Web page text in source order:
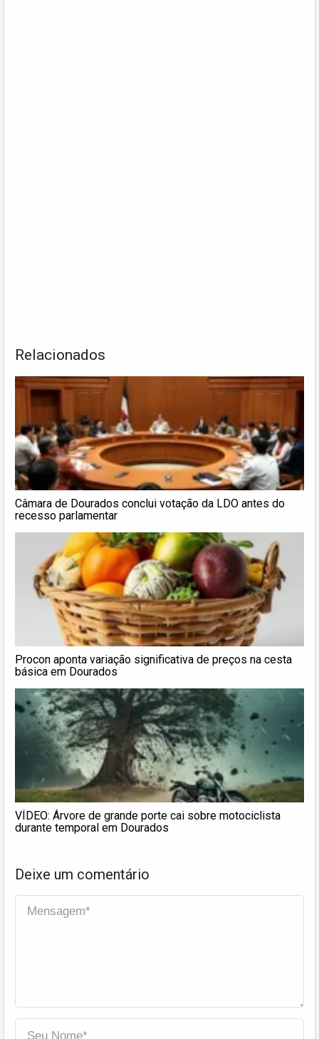
Relacionados
Câmara de Dourados conclui votação da LDO antes do
recesso parlamentar
Procon aponta variação significativa de preços na cesta
básica em Dourados
VÍDEO: Árvore de grande porte cai sobre motociclista
durante temporal em Dourados
Deixe um comentário